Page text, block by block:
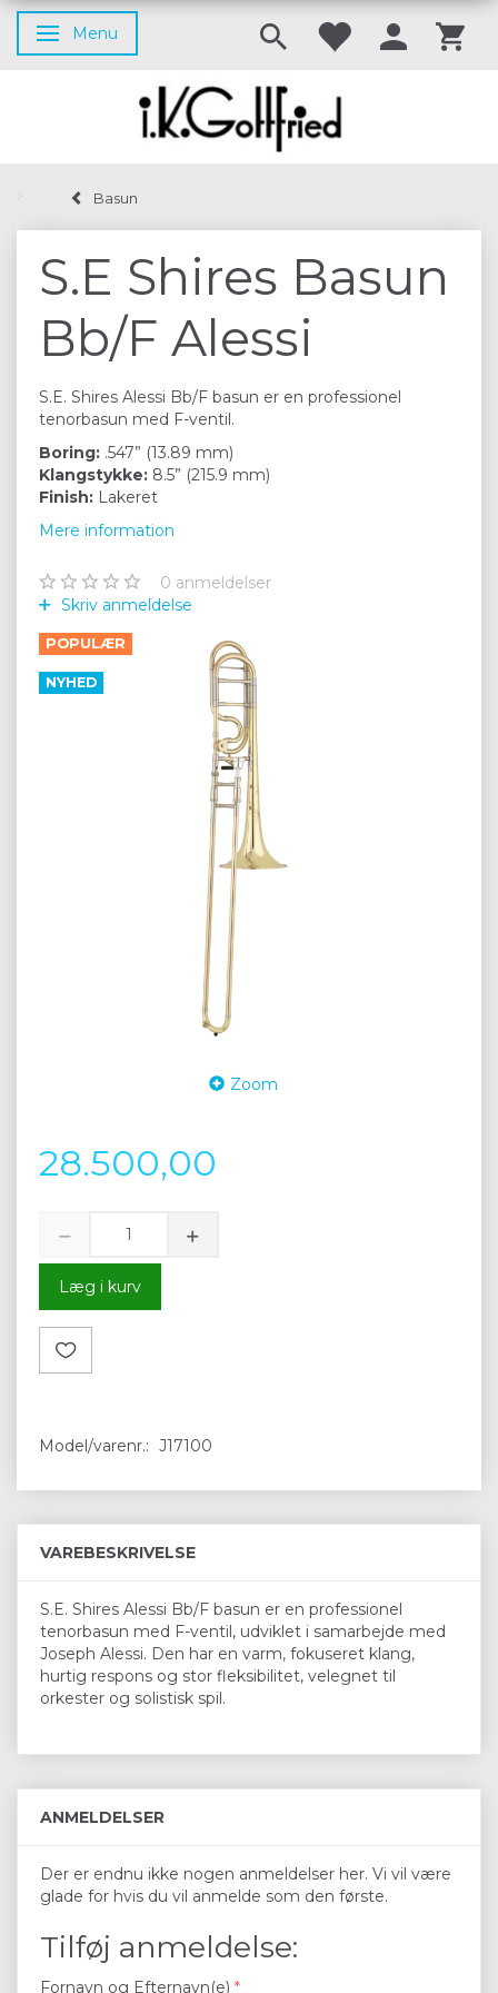
Skifte navigation
Menu
Basun
S.E Shires Basun
Bb/F Alessi
S.E. Shires Alessi Bb/F basun er en professionel
tenorbasun med F-ventil.
Boring: .547” (13.89 mm)
Klangstykke: 8.5” (215.9 mm)
Finish: Lakeret
Mere information
0 anmeldelser
Skriv anmeldelse
POPULÆR
NYHED
Zoom
28.500,00
Læg i kurv
Model/varenr.: J17100
VAREBESKRIVELSE
S.E. Shires Alessi Bb/F basun er en professionel
tenorbasun med F-ventil, udviklet i samarbejde med
Joseph Alessi. Den har en varm, fokuseret klang,
hurtig respons og stor fleksibilitet, velegnet til
orkester og solistisk spil.
ANMELDELSER
Der er endnu ikke nogen anmeldelser her. Vi vil være
glade for hvis du vil anmelde som den første.
Tilføj anmeldelse:
Fornavn og Efternavn(e)